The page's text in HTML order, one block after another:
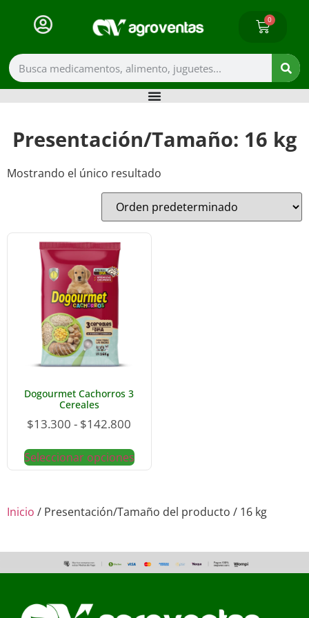
0
Presentación/Tamaño: 16 kg
Inicio / Presentación/Tamaño del producto / 16 kg
Mostrando el único resultado
Dogourmet Cachorros 3
Cereales
$13.300 - $142.800
Seleccionar opciones